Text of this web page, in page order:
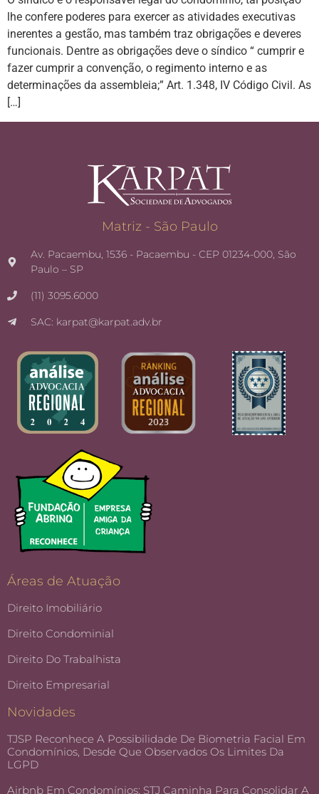
lhe confere poderes para exercer as atividades executivas
inerentes a gestão, mas também traz obrigações e deveres
funcionais. Dentre as obrigações deve o síndico “ cumprir e
fazer cumprir a convenção, o regimento interno e as
determinações da assembleia;” Art. 1.348, IV Código Civil. As
[…]
Matriz - São Paulo
Av. Pacaembu, 1536 - Pacaembu - CEP 01234-000, São
Paulo – SP
(11) 3095.6000
SAC: karpat@karpat.adv.br
Áreas de Atuação
Direito Imobiliário
Direito Condominial
Direito Do Trabalhista
Direito Empresarial
Novidades
TJSP Reconhece A Possibilidade De Biometria Facial Em
Condomínios, Desde Que Observados Os Limites Da
LGPD
Airbnb Em Condomínios: STJ Caminha Para Consolidar A